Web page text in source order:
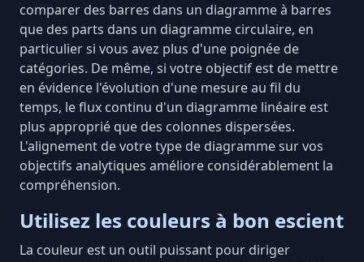
comparer des barres dans un diagramme à barres
que des parts dans un diagramme circulaire, en
particulier si vous avez plus d'une poignée de
catégories. De même, si votre objectif est de mettre
en évidence l'évolution d'une mesure au fil du
temps, le flux continu d'un diagramme linéaire est
plus approprié que des colonnes dispersées.
L'alignement de votre type de diagramme sur vos
objectifs analytiques améliore considérablement la
compréhension.
Utilisez les couleurs à bon escient
La couleur est un outil puissant pour diriger